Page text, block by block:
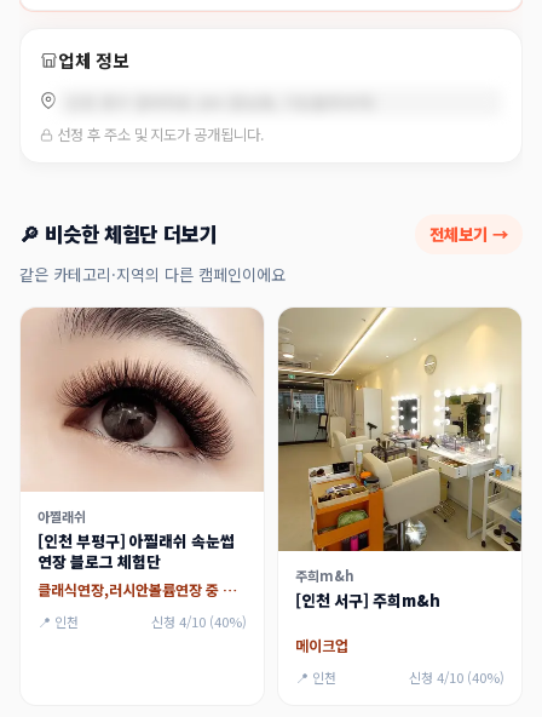
업체 정보
선정 후 주소 및 지도가 공개됩니다.
🔎 비슷한 체험단 더보기 전체보기 →
같은 카테고리·지역의 다른 캠페인이에요
아찔래쉬
[인천 부평구] 아찔래쉬 속눈썹
연장 블로그 체험단
클래식연장,러시안볼륨연장 중 택 1
📍 인천 신청 4/10 (40%)
주희m&h
[인천 서구] 주희m&h
메이크업
📍 인천 신청 4/10 (40%)